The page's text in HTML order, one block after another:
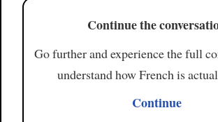
Continue the
Go further and experience the full
understand how French is
Continue